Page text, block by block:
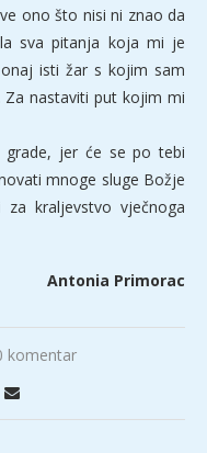
ono što nisi ni znao da
sva pitanja koja mi je
isti žar s kojim sam
Za nastaviti put kojim mi
grade, jer će se po tebi
mnoge sluge Božje
kraljevstvo vječnoga
Antonia Primorac
komentar